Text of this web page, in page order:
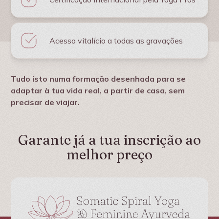
Acesso vitalício a todas as gravações
Tudo isto numa formação desenhada para se
adaptar à tua vida real, a partir de casa, sem
precisar de viajar.
Garante já a tua inscrição ao
melhor preço